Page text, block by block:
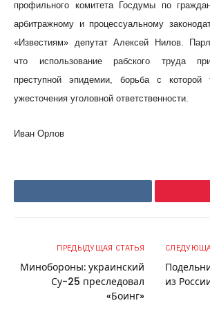
профильного комитета Госдумы по
арбитражному и процессуальному
«Известиям» депутат Алексей Нилов.
что использование рабского труда
преступной эпидемии, борьба с которой
ужесточения уголовной ответственности.
Иван Орлов
ПРЕДЫДУЩАЯ СТАТЬЯ
Минобороны: украинский
Су-25 преследовал
«Боинг»
из